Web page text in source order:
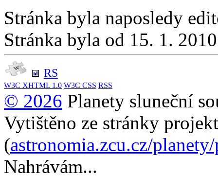
Stránka byla naposledy
Stránka byla od 15. 1.
RS
W3C XHTML 1.0 W3C CSS RSS
© 2026 Planety sluneční
Vytištěno ze stránky
(astronomia.zcu.cz/
Nahrávám...